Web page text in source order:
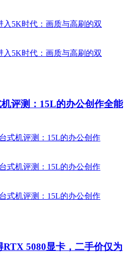
评测：15L的办公创作全能
RTX 5080显卡，二手价仅为